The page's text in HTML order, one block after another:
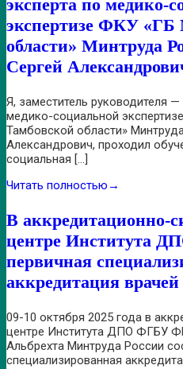
эксперта по медико-
экспертизе ФКУ
области» Минтруда
Сергей
Я, заместитель руководителя —
медико-социальной
Тамбовской области»
Александрович, проходил
социальная […]
Читать полностью →
В аккредитационно-
центре Института
первичная
аккредитация врачей
09-10 октября 2025 года в
центре Института ДПО ФГБУ
Альбрехта Минтруда России
специализированная